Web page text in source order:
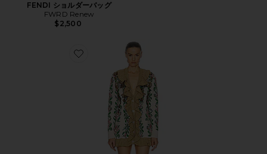
FENDI ショルダーバッグ
FWRD Renew
$2,500
Favorite GUCCI カーディガン